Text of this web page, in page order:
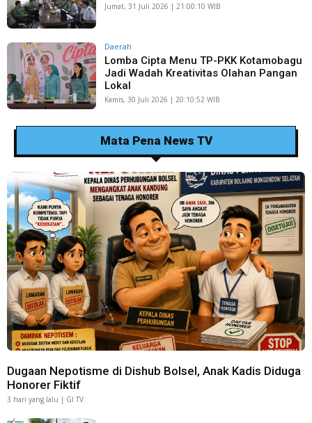
Jumat, 31 Juli 2026 | 21:00:10 WIB
Daerah
Lomba Cipta Menu TP-PKK Kotamobagu
Jadi Wadah Kreativitas Olahan Pangan
Lokal
Kamis, 30 Juli 2026 | 20:10:52 WIB
Mata Pena News TV
Dugaan Nepotisme di Dishub Bolsel, Anak Kadis Diduga
Honorer Fiktif
3 hari yang lalu | GI TV